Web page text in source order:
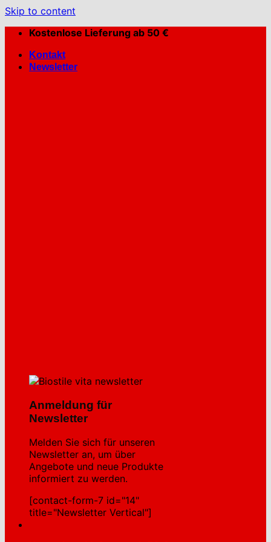
Skip to content
Kostenlose Lieferung ab 50 €
Kontakt
Newsletter
Anmeldung für
Newsletter
Melden Sie sich für unseren
Newsletter an, um über
Angebote und neue Produkte
informiert zu werden.
[contact-form-7 id="14"
title="Newsletter Vertical"]